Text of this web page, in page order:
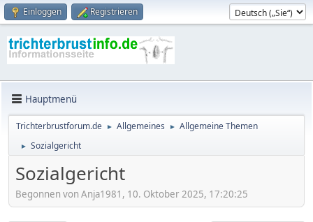
Einloggen Registrieren
Hauptmenü
Trichterbrustforum.de ► Allgemeines ► Allgemeine Themen
► Sozialgericht
Sozialgericht
Begonnen von Anja1981, 10. Oktober 2025, 17:20:25